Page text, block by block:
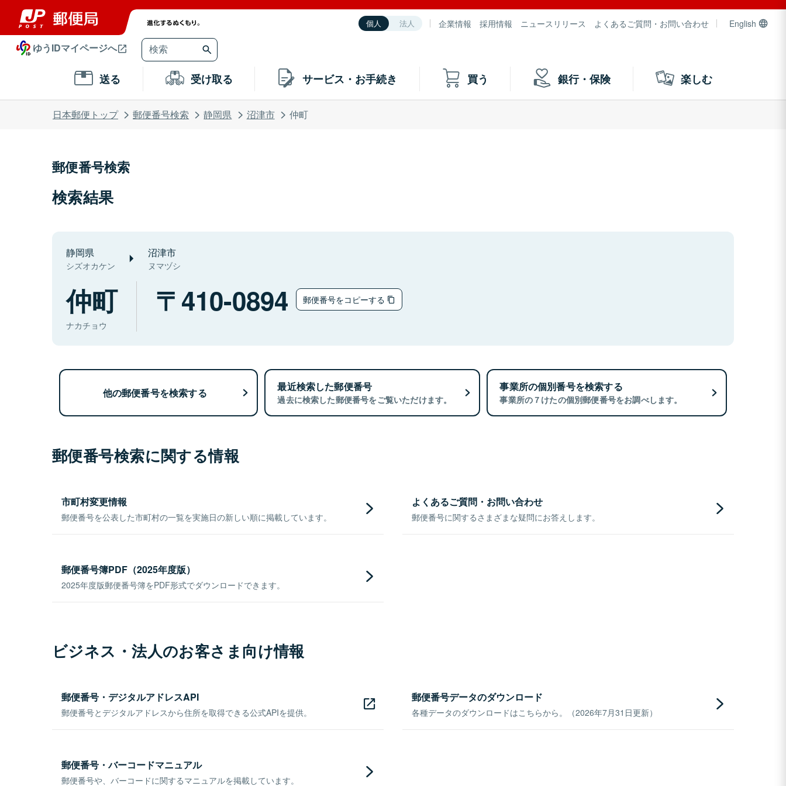
個人 法人 企業情報 採用情報 ニュースリリース よくあるご質問・お問い合わせ English
ゆうIDマイページへ
送る 受け取る サービス・お手続き 買う 銀行・保険 楽しむ
日本郵便トップ 郵便番号検索 静岡県 沼津市 仲町
郵便番号検索
検索結果
静岡県
シズオカケン
沼津市
ヌマヅシ
仲町
ナカチョウ
410-0894 郵便番号をコピーする
他の郵便番号を検索する 最近検索した郵便番号
過去に検索した郵便番号をご覧いただけます。
事業所の個別番号を検索する
事業所の７けたの個別郵便番号をお調べします。
郵便番号検索に関する情報
市町村変更情報
郵便番号を公表した市町村の一覧を実施日の新しい順に掲載しています。
よくあるご質問・お問い合わせ
郵便番号に関するさまざまな疑問にお答えします。
郵便番号簿PDF（2025年度版）
2025年度版郵便番号簿をPDF形式でダウンロードできます。
ビジネス・法人のお客さま向け情報
郵便番号・デジタルアドレスAPI
郵便番号とデジタルアドレスから住所を取得できる公式APIを提供。
郵便番号データのダウンロード
各種データのダウンロードはこちらから。（2026年7月31日更新）
郵便番号・バーコードマニュアル
郵便番号や、バーコードに関するマニュアルを掲載しています。